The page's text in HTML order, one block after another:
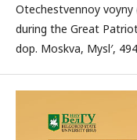
Otechestvennoy voyny
during the Great
dop. Moskva, Mysl′,